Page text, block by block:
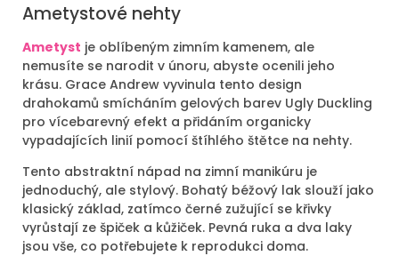
Ametystové nehty
Ametyst je oblíbeným zimním kamenem, ale
nemusíte se narodit v únoru, abyste ocenili jeho
krásu. Grace Andrew vyvinula tento design
drahokamů smícháním gelových barev Ugly Duckling
pro vícebarevný efekt a přidáním organicky
vypadajících linií pomocí štíhlého štětce na nehty.
Tento abstraktní nápad na zimní manikúru je
jednoduchý, ale stylový. Bohatý béžový lak slouží jako
klasický základ, zatímco černé zužující se křivky
vyrůstají ze špiček a kůžiček. Pevná ruka a dva laky
jsou vše, co potřebujete k reprodukci doma.